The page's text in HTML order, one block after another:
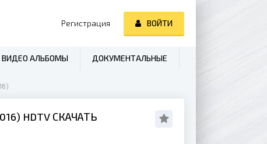
) HDTV СКАЧАТЬ
Регистрация ВОЙТИ
ВИДЕО АЛЬБОМЫ ДОКУМЕНТАЛЬНЫЕ